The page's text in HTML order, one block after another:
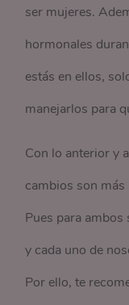
ser mujeres.
hormonales
estás en ellos,
manejarlos para
Con lo anterior y
cambios son más
Pues para
y cada uno de
Por ello, te